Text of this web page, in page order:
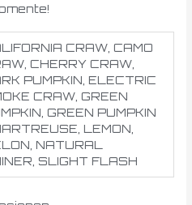
CRAW, CAMO
CHERRY CRAW,
PUMPKIN, ELECTRIC
CRAW, GREEN
GREEN PUMPKIN
LEMON,
NATURAL
SLIGHT FLASH